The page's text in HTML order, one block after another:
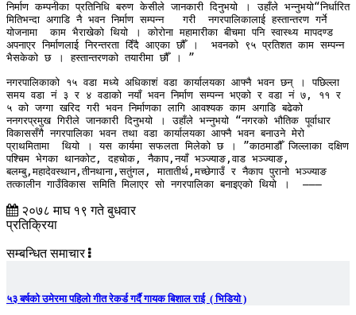
निर्माण कम्पनीका प्रतिनिधि बरुण केसीले जानकारी दिनुभयो । उहाँले भन्नुभयो“निर्धारित
मितिभन्दा अगाडि नै भवन निर्माण सम्पन्न   गरी  नगरपालिकालाई हस्तान्तरण गर्ने
योजनामा  काम भैराखेको थियो । कोरोना महामारीका बीचमा पनि स्वास्थ्य मापदण्ड
अपनाएर निर्माणलाई निरन्तरता दिँदै आएका छौँ ।  भवनको ९५ प्रतिशत काम सम्पन्न
भैसकेको छ । हस्तान्तरणको तयारीमा छौँ । ”
नगरपालिकाको १५ वडा मध्ये अधिकाशं वडा कार्यालयका आफ्नै भवन छन् । पछिल्ला
समय वडा नं ३ र ४ वडाको नयाँ भवन निर्माण सम्पन्न भएको र वडा नं ७, ११ र
५ को जग्गा खरिद गरी भवन निर्माणका लागि आवश्यक काम अगाडि बढेको
ननगरप्रमुख गिरीले जानकारी दिनुभयो । उहाँले भन्नुभयो “नगरको भौतिक पूर्वाधार
विकाससँगै नगरपालिका भवन तथा वडा कार्यालयका आफ्नै भवन बनाउने मेरो
प्राथमितामा  थियो । यस कार्यमा सफलता मिलेको छ । ”काठमाडौँ जिल्लाका दक्षिण
पश्चिम भेगका थानकोट, दहचोक, नैकाप,नयाँ भञ्ज्याङ,वाड भञ्ज्याङ,
बलम्बु,महादेवस्थान,तीनथाना,सतुंगल, मातातीर्थ,मच्छेगाउँ र नैकाप पुरानो भञ्ज्याङ
तत्कालीन गाउँविकास समिति मिलाएर सो नगरपालिका बनाइएको थियो ।  –––
२०७८ माघ १९ गते बुधवार
प्रतिक्रिया
सम्बन्धित समाचार
५३ बर्षको उमेरमा पहिलो गीत रेकर्ड गर्दै गायक बिशाल राई ( भिडियो )